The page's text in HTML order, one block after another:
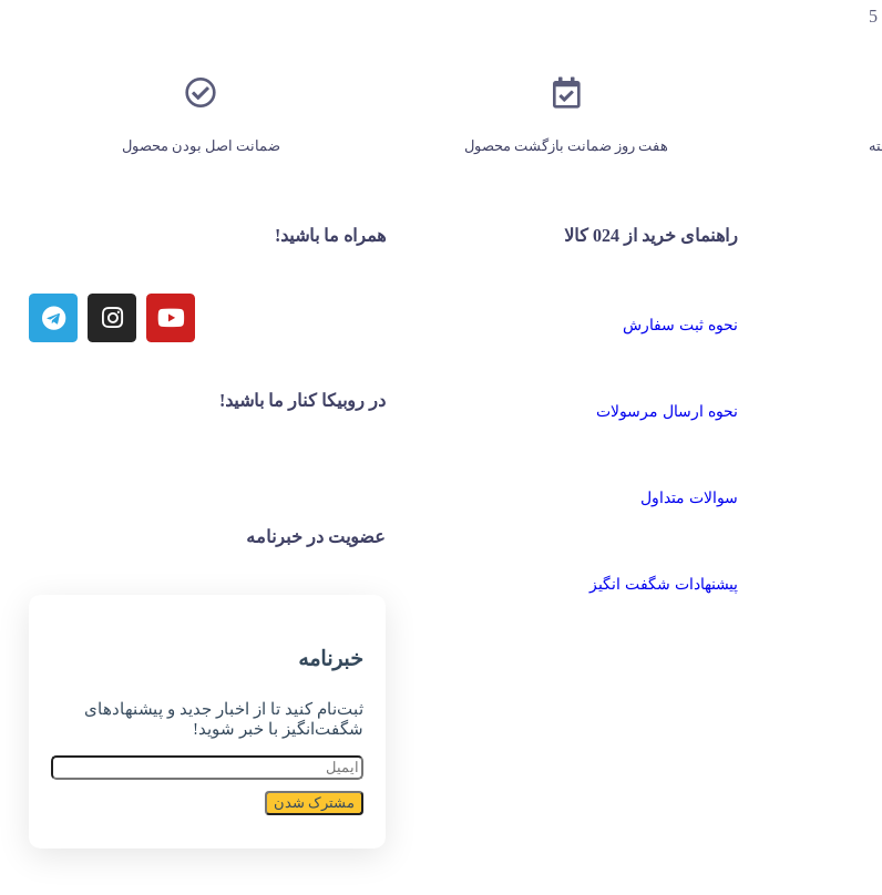
هفت روز ضمانت بازگشت محصول ضمانت اصل بودن محصول
راهنمای خرید از 024 کالا
نحوه ثبت سفارش
نحوه ارسال مرسولات
سوالات متداول
پیشنهادات شگفت انگیز
همراه ما باشید!
در روبیکا کنار ما باشید!
عضویت در خبرنامه
خبر‌نامه
ثبت‌نام کنید تا از اخبار جدید و پیشنهاد‌های
شگفت‌انگیز با خبر شوید!
مشترک شدن